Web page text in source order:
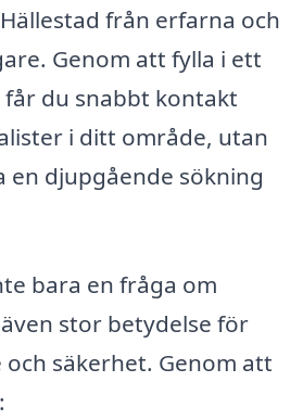
från erfarna och
Genom att fylla i ett
du snabbt kontakt
i ditt område, utan
en djupgående sökning
bara en fråga om
stor betydelse för
säkerhet. Genom att